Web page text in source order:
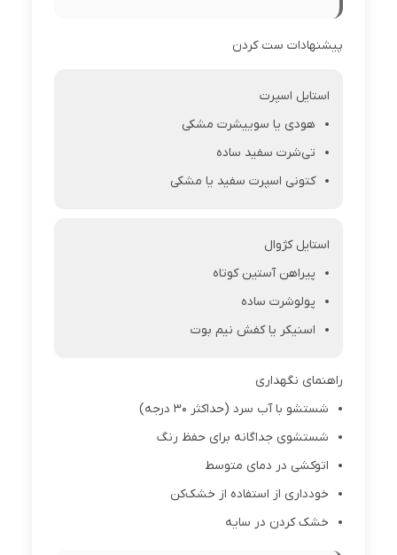
پیشنهادات ست کردن
استایل اسپرت
هودی یا سوییشرت مشکی
تی‌شرت سفید ساده
کتونی اسپرت سفید یا مشکی
استایل کژوال
پیراهن آستین کوتاه
پولوشرت ساده
اسنیکر یا کفش نیم بوت
راهنمای نگهداری
شستشو با آب سرد (حداکثر 30 درجه)
شستشوی جداگانه برای حفظ رنگ
اتوکشی در دمای متوسط
خودداری از استفاده از خشک‌کن
خشک کردن در سایه